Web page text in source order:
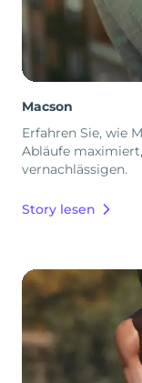
Macson
Erfahren Sie, wie
Abläufe
vernachlässigen.
Story lesen